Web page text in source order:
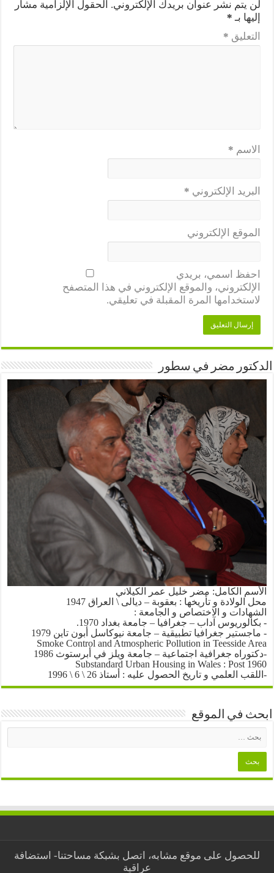
لن يتم نشر عنوان بريدك الإلكتروني. الحقول الإلزامية مشار
إليها بـ *
التعليق *
الاسم *
البريد الإلكتروني *
الموقع الإلكتروني
احفظ اسمي، بريدي
الإلكتروني، والموقع الإلكتروني في هذا المتصفح
لاستخدامها المرة المقبلة في تعليقي.
الدكتور مضر في سطور
الأسم الكامل: مضر خليل عمر الكيلاني
محل الولادة و تأريخها : بعقوبة – ديالى \ العراق 1947
الشهادات و الاختصاص و الجامعة :
- بكالوريوس آداب – جغرافيا – جامعة بغداد 1970.
- ماجستير جغرافيا تطبيقية – جامعة نيوكاسل أبون تاين 1979
Smoke Control and Atmospheric Pollution in Teesside Area
-دكتوراه جغرافية اجتماعية – جامعة ويلز في أبرستوث 1986
Substandard Urban Housing in Wales : Post 1960
-اللقب العلمي و تاريخ الحصول عليه : أستاذ 26 \ 6 \ 1996
ابحث في الموقع
للحصول على موقع مشابه، اتصل بشبكة مساحتنا- استضافة
عراقية